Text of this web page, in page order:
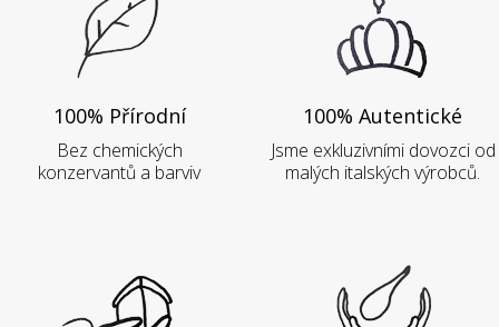
100% Přírodní
Bez chemických
konzervantů a barviv
100% Autentické
Jsme exkluzivními dovozci od
malých italských výrobců.